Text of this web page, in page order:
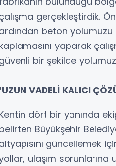
çalışma gerçekleştirdik.
ardından beton yolumuzu
kaplamasını yaparak
güvenli bir şekilde
‘UZUN VADELİ KALICI
Kentin dört bir yanında
belirten Büyükşehir
altyapısını güncellemek
ulaşım sorunlarına